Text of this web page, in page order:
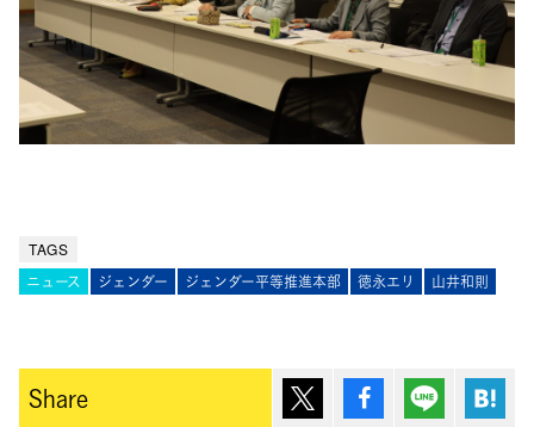
TAGS
ニュース ジェンダー ジェンダー平等推進本部 徳永エリ 山井和則
Share ポスト シェア Lineで送